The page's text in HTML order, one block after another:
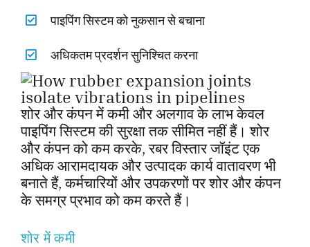
पाइपिंग सिस्टम को नुकसान से बचाना
अधिकतम प्रदर्शन सुनिश्चित करना
शोर और कंपन में कमी और अलगाव के लाभ केवल
पाइपिंग सिस्टम की सुरक्षा तक सीमित नहीं हैं। शोर
और कंपन को कम करके, रबर विस्तार जॉइंट एक
अधिक आरामदायक और उत्पादक कार्य वातावरण भी
बनाते हैं, कर्मचारियों और उपकरणों पर शोर और कंपन
के समग्र प्रभाव को कम करते हैं।
शोर में कमी